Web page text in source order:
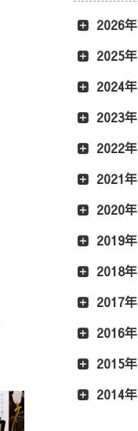
2026年
2025年
2024年
2023年
2022年
2021年
2020年
2019年
2018年
2017年
2016年
2015年
2014年